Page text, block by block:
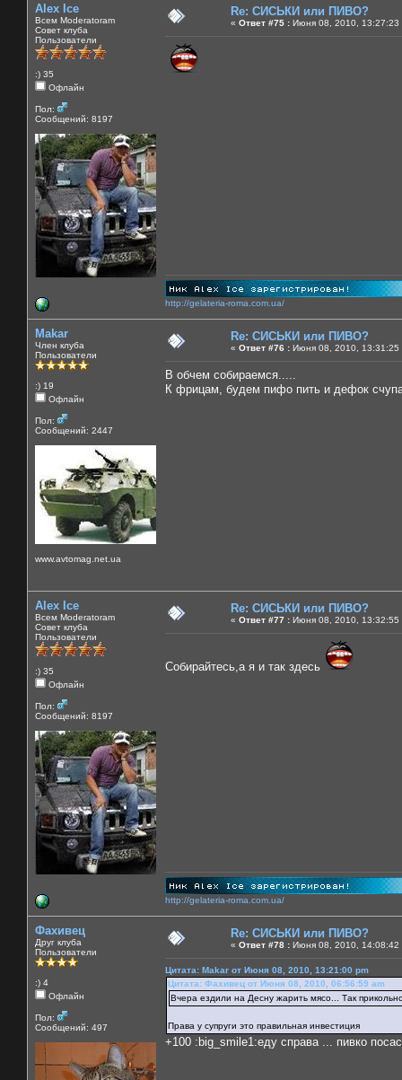
Alex Ice
Всем Moderatoram
Совет клуба
Пользователи
:) 35
Офлайн
Пол:
Сообщений: 8197
Re: СИСЬКИ или ПИВО?
« Ответ #75 : Июня 08, 2010, 13:27:23
http://gelateria-roma.com.ua/
Makar
Член клуба
Пользователи
:) 19
Офлайн
Пол:
Сообщений: 2447
www.avtomag.net.ua
Re: СИСЬКИ или ПИВО?
« Ответ #76 : Июня 08, 2010, 13:31:25
В обчем собираемся.....
К фрицам, будем пифо пить и дефок
Alex Ice
Всем Moderatoram
Совет клуба
Пользователи
:) 35
Офлайн
Пол:
Сообщений: 8197
Re: СИСЬКИ или ПИВО?
« Ответ #77 : Июня 08, 2010, 13:32:55
Собирайтесь,а я и так здесь
http://gelateria-roma.com.ua/
Фахивец
Друг клуба
Пользователи
:) 4
Офлайн
Пол:
Сообщений: 497
Re: СИСЬКИ или ПИВО?
« Ответ #78 : Июня 08, 2010, 14:08:42
Цитата: Makar от Июня 08, 2010, 13:21:00 pm
Цитата: Фахивец от Июня 08, 2010, 06:56:59 am
Вчера ездили на Десну жарить мясо... Так
Права у супруги это правильная инвестиция
+100 :big_smile1:еду справа ... пивко